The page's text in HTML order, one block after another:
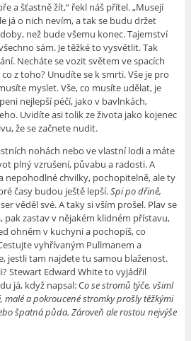
a šťastně žít,“ řekl náš přítel. „Musejí
já o nich nevím, a tak se budu držet
než bude všemu konec. Tajemství
sám. Je těžké to vysvětlit. Tak
Necháte se vozit světem ve spacích
z toho? Unudíte se k smrti. Vše je pro
myslet. Vše, co musíte udělat, je
nejlepší péčí, jako v bavlnkách,
Uvidíte asi tolik ze života jako kojenec
že se začnete nudit.
nohách nebo ve vlastní lodi a máte
plný vzrušení, půvabu a radosti. A
nepohodlné chvilky, pochopitelně, ale ty
časy budou ještě lepší.Spi po dřině,
věděl své. A taky si vším prošel. Plav se
pak zastav v nějakém klidném přístavu,
ohněm v kuchyni a pochopíš, co
vyhřívaným Pullmanem a
jestli tam najdete tu samou blaženost.
Stewart Edward White to vyjádřil
já, když napsal: Co se stromů týče, všiml
malé a pokroucené stromky prošly těžkými
špatná půda. Zároveň ale rostou nejvýše